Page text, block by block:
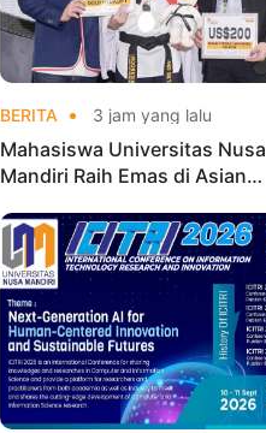
BERITA 3 jam yang lalu
Mahasiswa Universitas Nusa
Mandiri Raih Emas di Asian
Championships 2026